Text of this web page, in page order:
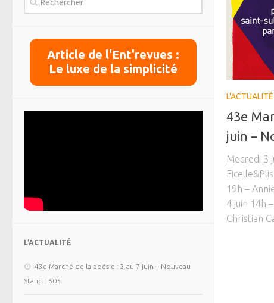
L'ACTUALITÉ
43e
juin –
Mecredi 3
19h –
4 juin 14h
Christian
Article de l'Ent'revues :
Le luxe de la simplicité
L’ACTUALITÉ
43e Marché de la poésie : 3 au 7 juin – Nouveau
Stand : 605